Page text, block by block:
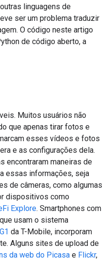
linguagens de
ser um problema traduzir
O código neste artigo
de código aberto, a
Muitos usuários não
que apenas tirar fotos e
esses vídeos e fotos
e as configurações dela.
encontraram maneiras de
essas informações, seja
de câmeras, como algumas
dispositivos como
Explore. Smartphones com
usam o sistema
G1 da T-Mobile, incorporam
Alguns sites de upload de
da web do Picasa e Flickr,